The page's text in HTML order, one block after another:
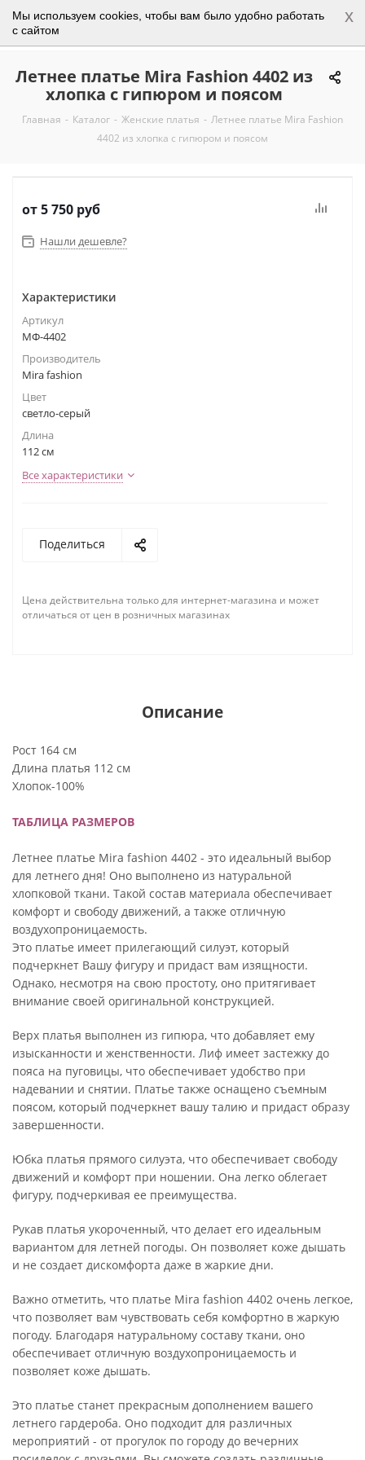
Мы используем cookies, чтобы вам было удобно работать
с сайтом
x
0
Летнее платье Mira Fashion 4402 из
хлопка с гипюром и поясом
Главная - Каталог - Женские платья - Летнее платье Mira Fashion
4402 из хлопка с гипюром и поясом
от5 750 руб
Нашли дешевле?
Характеристики
Артикул
МФ-4402
Производитель
Mira fashion
Цвет
светло-серый
Длина
112 см
Все характеристики
Поделиться
Цена действительна только для интернет-магазина и может
отличаться от цен в розничных магазинах
Описание
Рост 164 см
Длина платья 112 см
Хлопок-100%
ТАБЛИЦА РАЗМЕРОВ
Летнее платье Mira fashion 4402 - это идеальный выбор
для летнего дня! Оно выполнено из натуральной
хлопковой ткани. Такой состав материала обеспечивает
комфорт и свободу движений, а также отличную
воздухопроницаемость.
Это платье имеет прилегающий силуэт, который
подчеркнет Вашу фигуру и придаст вам изящности.
Однако, несмотря на свою простоту, оно притягивает
внимание своей оригинальной конструкцией.
Верх платья выполнен из гипюра, что добавляет ему
изысканности и женственности. Лиф имеет застежку до
пояса на пуговицы, что обеспечивает удобство при
надевании и снятии. Платье также оснащено съемным
поясом, который подчеркнет вашу талию и придаст образу
завершенности.
Юбка платья прямого силуэта, что обеспечивает свободу
движений и комфорт при ношении. Она легко облегает
фигуру, подчеркивая ее преимущества.
Рукав платья укороченный, что делает его идеальным
вариантом для летней погоды. Он позволяет коже дышать
и не создает дискомфорта даже в жаркие дни.
Важно отметить, что платье Mira fashion 4402 очень легкое,
что позволяет вам чувствовать себя комфортно в жаркую
погоду. Благодаря натуральному составу ткани, оно
обеспечивает отличную воздухопроницаемость и
позволяет коже дышать.
Это платье станет прекрасным дополнением вашего
летнего гардероба. Оно подходит для различных
мероприятий - от прогулок по городу до вечерних